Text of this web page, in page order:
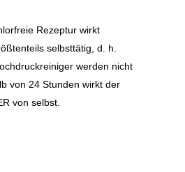
Rezeptur wirkt
selbsttätig, d. h.
werden nicht
von 24 Stunden wirkt der
von selbst.